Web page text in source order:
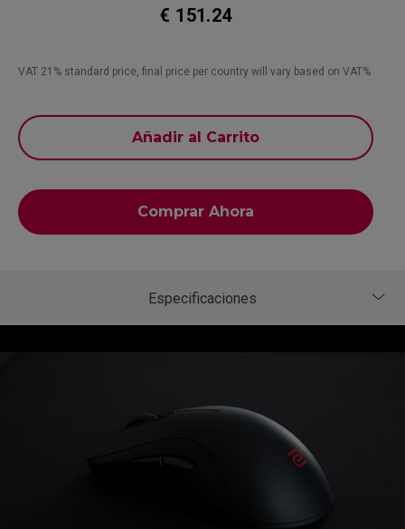
€ 151.24
VAT 21% standard price, final price per country will vary based on VAT%
Añadir al Carrito
Comprar Ahora